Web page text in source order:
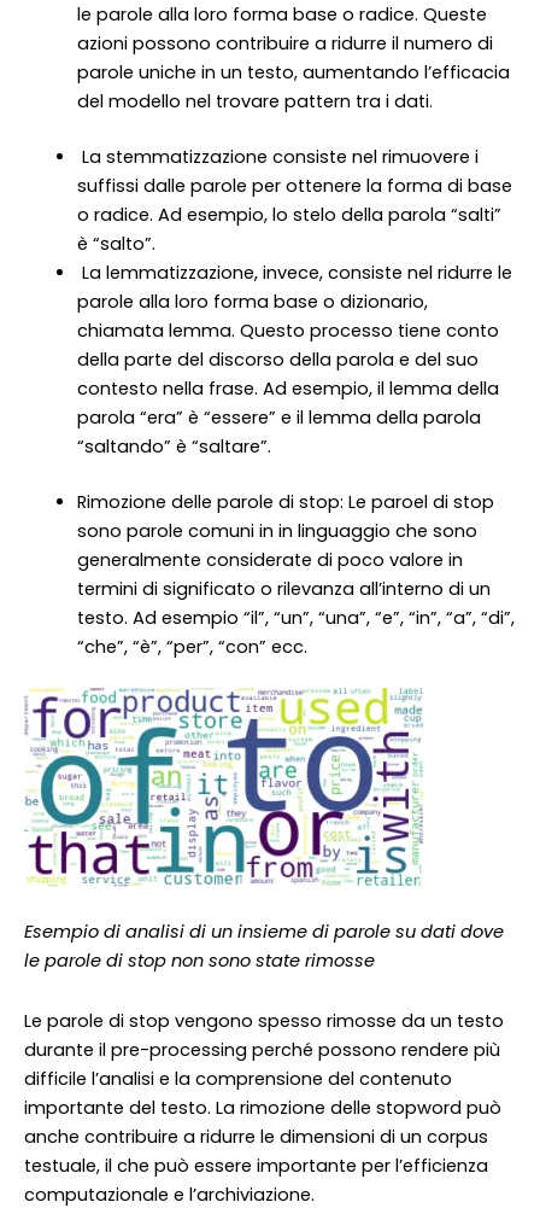
le parole alla loro forma base o radice. Queste
azioni possono contribuire a ridurre il numero di
parole uniche in un testo, aumentando l’efficacia
del modello nel trovare pattern tra i dati.
La stemmatizzazione consiste nel rimuovere i
suffissi dalle parole per ottenere la forma di base
o radice. Ad esempio, lo stelo della parola “salti”
è “salto”.
La lemmatizzazione, invece, consiste nel ridurre le
parole alla loro forma base o dizionario,
chiamata lemma. Questo processo tiene conto
della parte del discorso della parola e del suo
contesto nella frase. Ad esempio, il lemma della
parola “era” è “essere” e il lemma della parola
“saltando” è “saltare”.
Rimozione delle parole di stop: Le paroel di stop
sono parole comuni in in linguaggio che sono
generalmente considerate di poco valore in
termini di significato o rilevanza all’interno di un
testo. Ad esempio “il”, “un”, “una”, “e”, “in”, “a”, “di”,
“che”, “è”, “per”, “con” ecc.
Esempio di analisi di un insieme di parole su dati dove
le parole di stop non sono state rimosse
Le parole di stop vengono spesso rimosse da un testo
durante il pre-processing perché possono rendere più
difficile l’analisi e la comprensione del contenuto
importante del testo. La rimozione delle stopword può
anche contribuire a ridurre le dimensioni di un corpus
testuale, il che può essere importante per l’efficienza
computazionale e l’archiviazione.